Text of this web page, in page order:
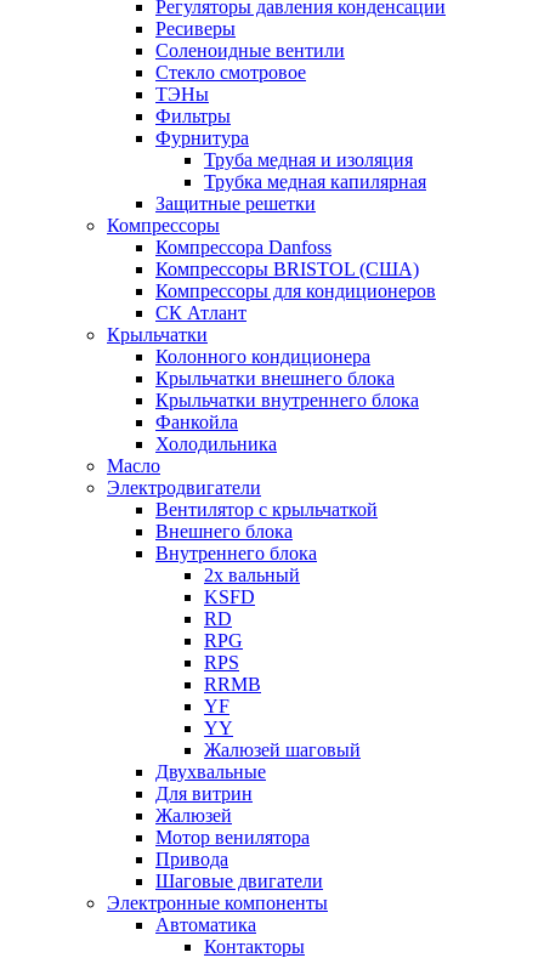
Регуляторы давления конденсации
Ресиверы
Соленоидные вентили
Стекло смотровое
ТЭНы
Фильтры
Фурнитура
Труба медная и изоляция
Трубка медная капилярная
Защитные решетки
Компрессоры
Компрессора Danfoss
Компрессоры BRISTOL (США)
Компрессоры для кондиционеров
СК Атлант
Крыльчатки
Колонного кондиционера
Крыльчатки внешнего блока
Крыльчатки внутреннего блока
Фанкойла
Холодильника
Масло
Электродвигатели
Вентилятор с крыльчаткой
Внешнего блока
Внутреннего блока
2х вальный
KSFD
RD
RPG
RPS
RRMB
YF
YY
Жалюзей шаговый
Двухвальные
Для витрин
Жалюзей
Мотор венилятора
Привода
Шаговые двигатели
Электронные компоненты
Автоматика
Контакторы